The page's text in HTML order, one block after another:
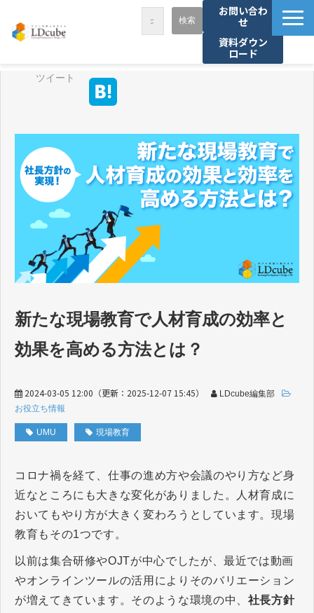
お問い合わ
せ
資料ダウン
ロード
LDcubeが選ばれる理由
事例紹介
セミナー・講座
お役立ち情報
資料ダウンロード
パートナー募集
ツイート
新たな現場教育で人材育成の効率と
効果を高める方法とは？
2024-03-05 12:00 （更新： 2025-12-07 15:45）
LDcube編集部
お役立ち情報
UMU 現場教育
コロナ禍を経て、仕事の進め方や会議のやり方など身
近なところにも大きな変化がありました。人材育成に
おいてもやり方が大きく変わろうとしています。現場
教育もその1つです。
以前は集合研修やOJTが中心でしたが、最近では動画
やオンラインツールの活用によりそのバリエーション
が増えてきています。そのような環境の中、 社長方針